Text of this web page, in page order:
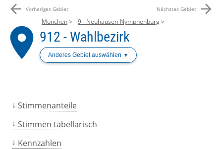
arrow_back Vorheriges Gebiet Nächstes Gebiet arrow_forward
place
München 9 - Neuhausen-Nymphenburg
912 - Wahlbezirk
Anderes Gebiet auswählen
Stimmenanteile
Stimmen tabellarisch
Kennzahlen